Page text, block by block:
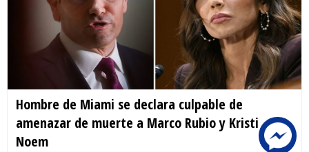
Hombre de Miami se declara culpable de
amenazar de muerte a Marco Rubio y Kristi
Noem